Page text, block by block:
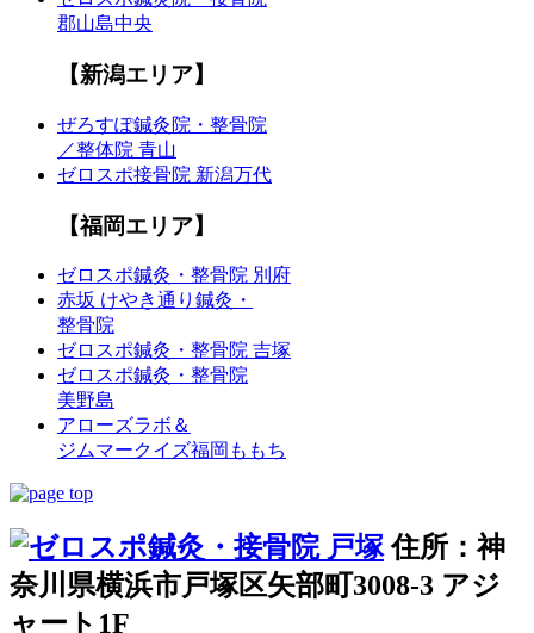
郡山島中央
【新潟エリア】
ぜろすぽ鍼灸院・整骨院
／整体院 青山
ゼロスポ接骨院 新潟万代
【福岡エリア】
ゼロスポ鍼灸・整骨院 別府
赤坂 けやき通り鍼灸・
整骨院
ゼロスポ鍼灸・整骨院 吉塚
ゼロスポ鍼灸・整骨院
美野島
アローズラボ＆
ジムマークイズ福岡ももち
住所：神
奈川県横浜市戸塚区矢部町3008-3 アジ
ャート1F